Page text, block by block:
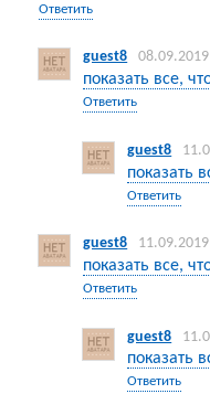
Ответить
guest8
показать все,
Ответить
guest8
показать
Ответить
guest8
показать все,
Ответить
guest8
показать
Ответить